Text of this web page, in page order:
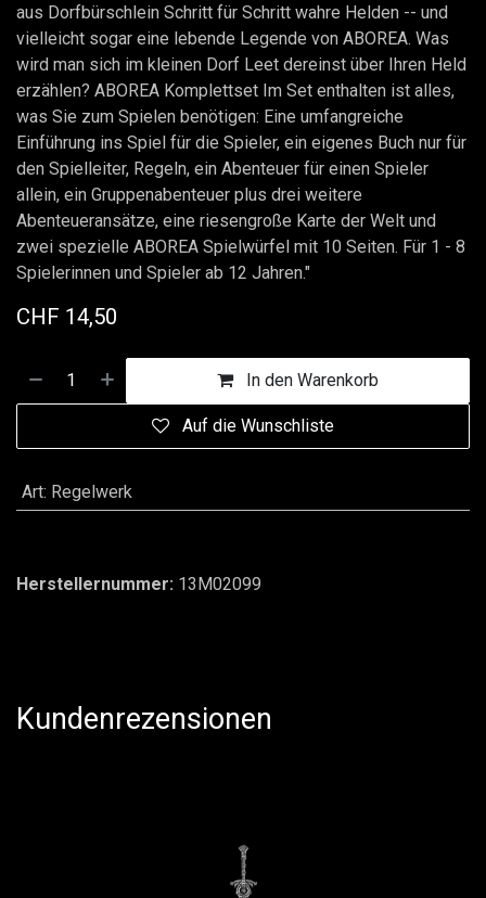
aus Dorfbürschlein Schritt für Schritt wahre Helden -- und
vielleicht sogar eine lebende Legende von ABOREA. Was
wird man sich im kleinen Dorf Leet dereinst über Ihren Held
erzählen? ABOREA Komplettset Im Set enthalten ist alles,
was Sie zum Spielen benötigen: Eine umfangreiche
Einführung ins Spiel für die Spieler, ein eigenes Buch nur für
den Spielleiter, Regeln, ein Abenteuer für einen Spieler
allein, ein Gruppenabenteuer plus drei weitere
Abenteueransätze, eine riesengroße Karte der Welt und
zwei spezielle ABOREA Spielwürfel mit 10 Seiten. Für 1 - 8
Spielerinnen und Spieler ab 12 Jahren."
CHF 14,50
In den Warenkorb
Auf die Wunschliste
Art: Regelwerk
Herstellernummer: 13M02099
Kundenrezensionen